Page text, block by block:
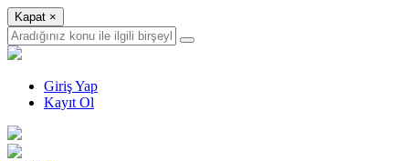
Kapat ×
Giriş Yap
Kayıt Ol